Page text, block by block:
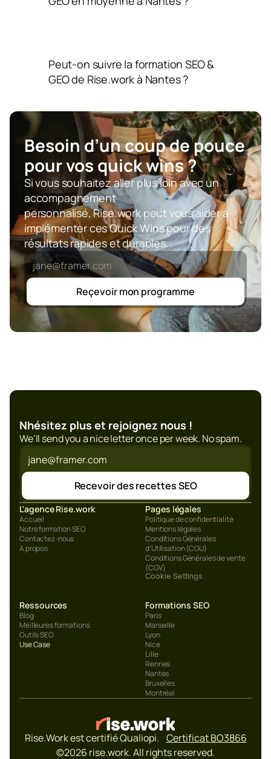
Peut-on suivre la formation SEO &
GEO de Rise.work à Nantes ?
Besoin d’un coup de pouce
pour vos quick wins ?
Si vous souhaitez aller plus loin avec un
accompagnement
personnalisé, Rise.work peut vous aider à
implémenter ces Quick Wins pour des
résultats rapides et durables.
Reçevoir mon programme
Nhésitez plus et rejoignez nous !
We’ll send you a nice letter once per week. No spam.
Recevoir des recettes SEO
L'agence Rise.work
Accueil
Notre formation SEO
Contactez-nous
A propos
Pages légales
Politique de confidentialité
Mentions légales
Conditions Générales
d’Utilisation (CGU)
Conditions Générales de vente
(CGV)
Cookie Settings
Ressources
Blog
Meilleures formations
Outils SEO
Use Case
Formations SEO
Paris
Marseille
Lyon
Nice
Lille
Rennes
Nantes
Bruxelles
Montréal
Rise.Work est certifié Qualiopi. Certificat BO3866
©2026 rise.work. All rights reserved.